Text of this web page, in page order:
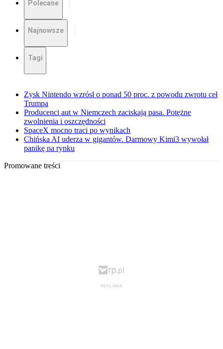
Polecane
Najnowsze
Tagi
Zysk Nintendo wzrósł o ponad 50 proc. z powodu zwrotu ceł
Trumpa
Producenci aut w Niemczech zaciskają pasa. Potężne
zwolnienia i oszczędności
SpaceX mocno traci po wynikach
Chińska AI uderza w gigantów. Darmowy Kimi3 wywołał
panikę na rynku
Promowane treści